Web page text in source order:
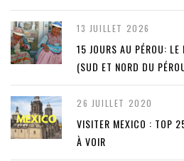
13 JUILLET 2026
15 JOURS AU PÉROU: LE
(SUD ET NORD DU
26 JUILLET 2020
VISITER MEXICO : TOP
À VOIR